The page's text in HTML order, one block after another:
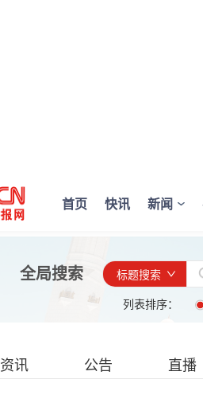
首页 快讯 新闻
全局搜索
标题搜索
列表排序：
资讯 公告 直播